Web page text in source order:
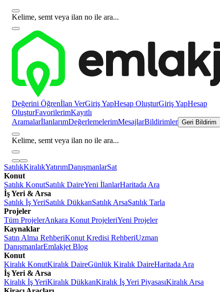
Kelime, semt veya ilan no ile ara...
Değerini Öğrenİlan VerGiriş YapHesap OluşturGiriş YapHesap
OluşturFavorilerimKayıtlı
AramalarİlanlarımDeğerlemelerimMesajlarBildirimler Geri Bildirim
Kelime, semt veya ilan no ile ara...
SatılıkKiralıkYatırımDanışmanlarSat
Konut
Satılık KonutSatılık DaireYeni İlanlarHaritada Ara
İş Yeri & Arsa
Satılık İş YeriSatılık DükkanSatılık ArsaSatılık Tarla
Projeler
Tüm ProjelerAnkara Konut ProjeleriYeni Projeler
Kaynaklar
Satın Alma RehberiKonut Kredisi RehberiUzman
DanışmanlarEmlakjet Blog
Konut
Kiralık KonutKiralık DaireGünlük Kiralık DaireHaritada Ara
İş Yeri & Arsa
Kiralık İş YeriKiralık DükkanKiralık İş Yeri PiyasasıKiralık Arsa